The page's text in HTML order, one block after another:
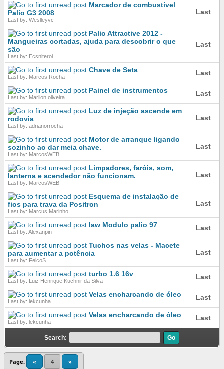
Marcador de combustível
Palio G3 2008
Last by: Weslleyvc
Last
Palio Attractive 2012 -
Mangueiras cortadas, ajuda para descobrir o que
são
Last by: Ecsniteroi
Last
Chave de Seta
Last by: Marcos Rocha
Last
Painel de instrumentos
Last by: Marllon oliveira
Last
Luz de injeção ascende em
rodovia
Last by: adrianorrocha
Last
Motor de arranque ligando
sozinho ao dar meia chave.
Last by: MarcosWEB
Last
Limpadores, faróis, som,
lanterna e acendedor não funcionam.
Last by: MarcosWEB
Last
Esquema de instalação de
fios para trava da Positron
Last by: Marcus Marinho
Last
Iaw Modulo palio 97
Last by: Alexanpin
Last
Tuchos nas velas - Macete
para aumentar a potência
Last by: FelcoS
Last
turbo 1.6 16v
Last by: Luiz Henrique Kuchnir da Silva
Last
Velas encharcando de óleo
Last by: lekcunha
Last
Velas encharcando de óleo
Last by: lekcunha
Last
Search:
Page: « 4 »